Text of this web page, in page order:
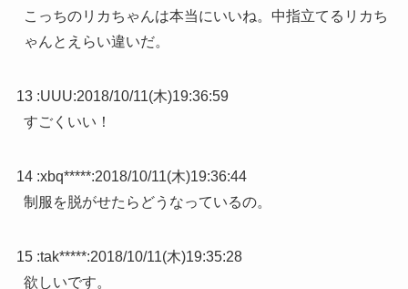
こっちのリカちゃんは本当にいいね。中指立てるリカち
ゃんとえらい違いだ。
13 :UUU:2018/10/11(木)19:36:59
すごくいい！
14 :xbq*****:2018/10/11(木)19:36:44
制服を脱がせたらどうなっているの。
15 :tak*****:2018/10/11(木)19:35:28
欲しいです。